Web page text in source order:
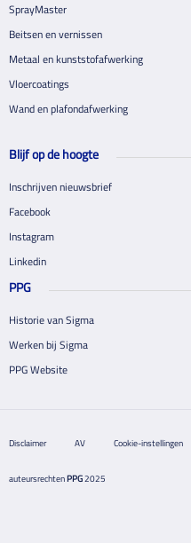
SprayMaster
Beitsen en vernissen
Metaal en kunststofafwerking
Vloercoatings
Wand en plafondafwerking
Blijf op de hoogte
Inschrijven nieuwsbrief
Facebook
Instagram
Linkedin
PPG
Historie van Sigma
Werken bij Sigma
PPG Website
Disclaimer AV Cookie-instellingen
auteursrechtenPPG2025